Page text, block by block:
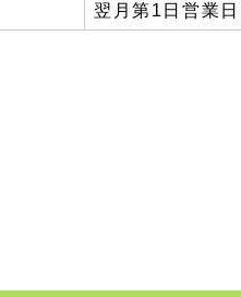
翌月第1日営業日